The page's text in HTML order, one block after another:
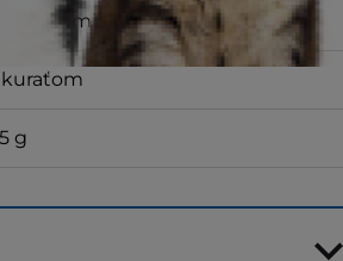
krmivo
kuraťom
g